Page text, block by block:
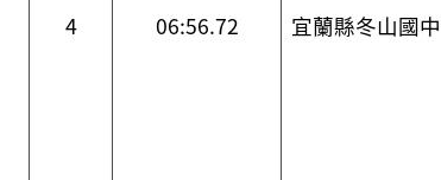
4 06:56.72 宜蘭縣冬山國中